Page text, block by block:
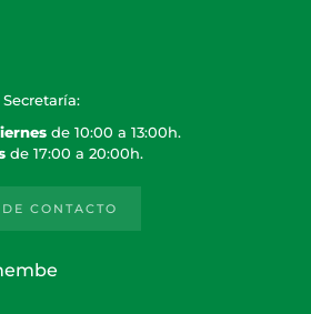
de 10:00 a 13:00h.
de 17:00 a 20:00h.
CONTACTO